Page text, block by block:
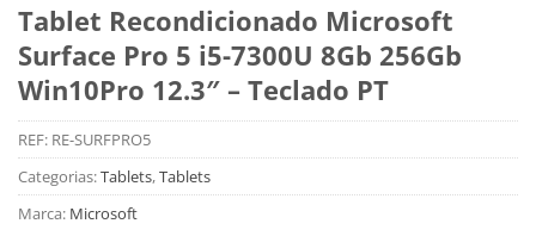
Tablet Recondicionado Microsoft
Surface Pro 5 i5-7300U 8Gb 256Gb
Win10Pro 12.3″ – Teclado PT
REF: RE-SURFPRO5
Categorias:Tablets,Tablets
Marca: Microsoft